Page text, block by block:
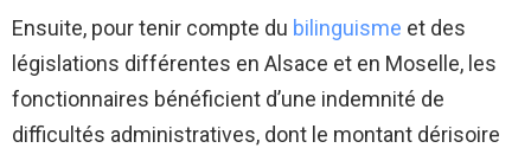
Ensuite, pour tenir compte du bilinguisme et des
législations différentes en Alsace et en Moselle, les
fonctionnaires bénéficient d’une indemnité de
difficultés administratives, dont le montant dérisoire